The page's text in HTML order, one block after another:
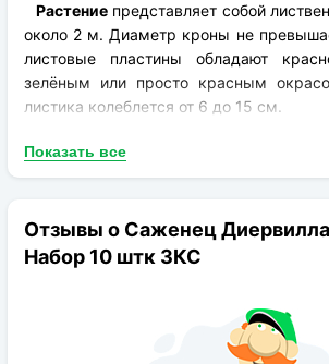
Растение представляет собой
около 2 м. Диаметр кроны не
листовые пластины обладают
зелёным или просто красным
листика колеблется от 6 до 15 см.
Цветениенаступает в июле и
лета. Небольшие желтовато-
присутствовать красноватый румянец.
Показать все
Отзывы о Саженец
Набор 10 штк ЗКС